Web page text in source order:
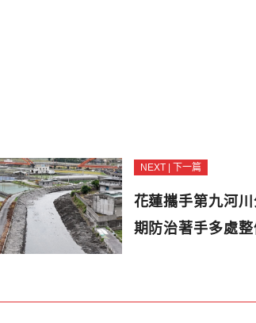
NEXT | 下一篇
花蓮攜手第九河
期防治著手多處整